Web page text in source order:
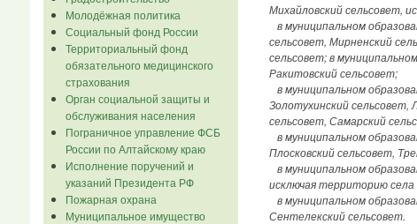
Молодёжная политика
Социальный фонд России
Территориальный фонд
обязательного медицинского
страхования
Орган социальной защиты и
обслуживания населения
Пограничное управление ФСБ
России по Алтайскому краю
Исполнение поручений и
указаний Президента РФ
Пожарная охрана
Муниципальное имущество
Михайловский сельсовет,
в муниципальном
сельсовет, Мирненский
сельсовет; в
Ракитовский сельсовет;
в муниципальном
Золотухинский сельсовет,
сельсовет, Самарский
в муниципальном
Плосковский сельсовет,
в муниципальном
исключая территорию села
в муниципальном
Сентелекский сельсовет.